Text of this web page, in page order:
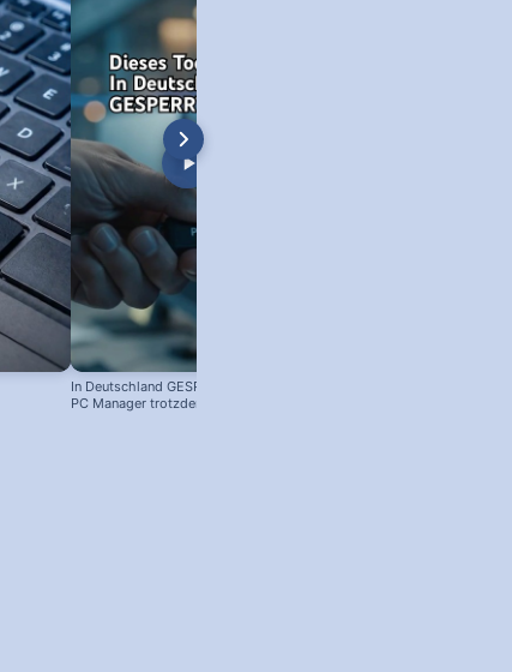
In Deutschland GESPERRT: Microsoft
PC Manager trotzdem installieren